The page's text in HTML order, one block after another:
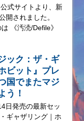
式サイトより、新
開されました。
《汚涜/Defile》
ック：ザ・ギ
ビット』プレ
国でまたマジ
う！
日発売の最新セッ
ギャザリング｜ホ